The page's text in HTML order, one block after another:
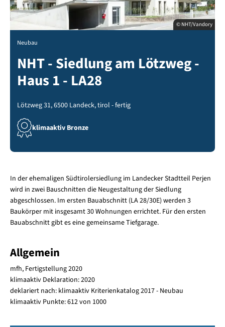
© NHT/Vandory
Neubau
NHT - Siedlung am Lötzweg -
Haus 1 - LA28
Lötzweg 31, 6500 Landeck, tirol - fertig
klimaaktiv Bronze
In der ehemaligen Südtirolersiedlung im Landecker Stadtteil Perjen
wird in zwei Bauschnitten die Neugestaltung der Siedlung
abgeschlossen. Im ersten Bauabschnitt (LA 28/30E) werden 3
Baukörper mit insgesamt 30 Wohnungen errichtet. Für den ersten
Bauabschnitt gibt es eine gemeinsame Tiefgarage.
Allgemein
mfh, Fertigstellung 2020
klimaaktiv Deklaration: 2020
deklariert nach: klimaaktiv Kriterienkatalog 2017 - Neubau
klimaaktiv Punkte: 612 von 1000